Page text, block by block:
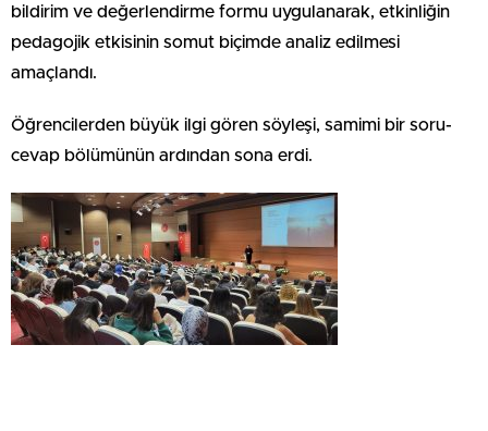
bildirim ve değerlendirme formu uygulanarak, etkinliğin
pedagojik etkisinin somut biçimde analiz edilmesi
amaçlandı.
Öğrencilerden büyük ilgi gören söyleşi, samimi bir soru-
cevap bölümünün ardından sona erdi.